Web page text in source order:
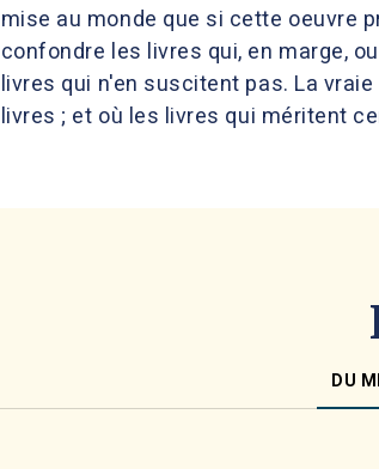
mise au monde que si cette oeuvre
confondre les livres qui, en marge,
livres qui n'en suscitent pas. La
livres ; et où les livres qui méritent
DU